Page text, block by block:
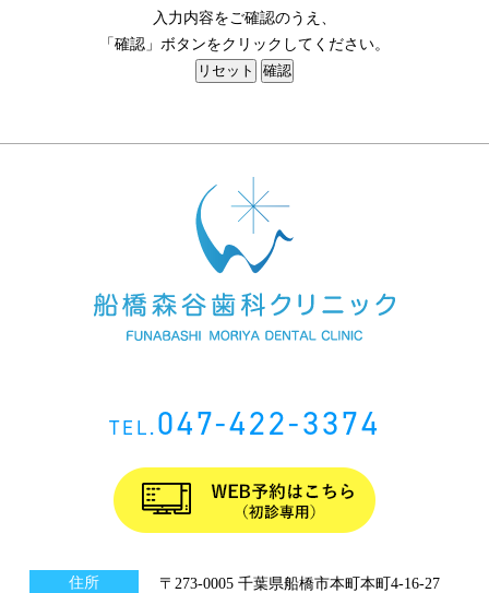
入力内容をご確認のうえ、
「確認」ボタンをクリックしてください。
TEL.047-422-3374
住所 〒273-0005 千葉県船橋市本町本町4-16-27